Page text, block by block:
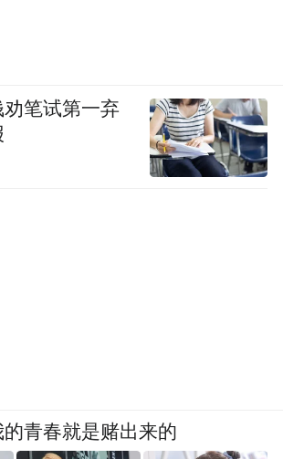
笔试第一弃
青春就是赌出来的